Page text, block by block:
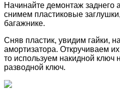
Начинайте демонтаж заднего
снимем пластиковые
багажнике.
Сняв пластик, увидим гайки,
амортизатора. Откручиваем
то используем накидной ключ
разводной ключ.